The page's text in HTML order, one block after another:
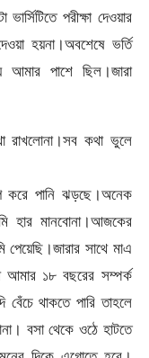
পরীক্ষা দেওয়ার
হয়না।অবশেষে ভর্তি
পাশে ছিল।জারা
রাখলোনা।সব কথা ভুলে
করে পানি ঝড়ছে।অনেক
হার মানবোনা।আজকের
সাথে মাএ
আমার ১৮ বছরের সম্পর্ক
বেঁচে থাকতে পারি তাহলে
বসা থেকে ওঠে হাটতে